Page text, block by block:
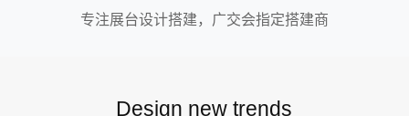
专注展台设计搭建，广交会指定搭建商
Design new trends